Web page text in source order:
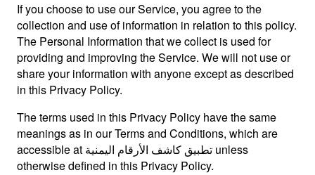
If you choose to use our Service, you agree to the
collection and use of information in relation to this policy.
The Personal Information that we collect is used for
providing and improving the Service. We will not use or
share your information with anyone except as described
in this Privacy Policy.
The terms used in this Privacy Policy have the same
meanings as in our Terms and Conditions, which are
accessible at تطبيق كاشف الأرقام اليمنية unless
otherwise defined in this Privacy Policy.